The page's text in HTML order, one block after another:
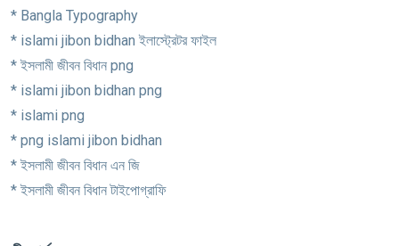
* Bangla Typography
* islami jibon bidhan ইলাস্ট্রেটর ফাইল
* ইসলামী জীবন বিধান png
* islami jibon bidhan png
* islami png
* png islami jibon bidhan
* ইসলামী জীবন বিধান এন জি
* ইসলামী জীবন বিধান টাইপোগ্রাফি